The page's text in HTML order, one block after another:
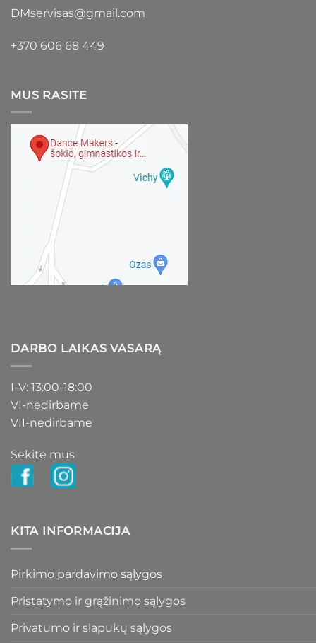
DMservisas@gmail.com
+370 606 68 449
MUS RASITE
DARBO LAIKAS VASARĄ
I-V: 13:00-18:00
VI-nedirbame
VII-nedirbame
Sekite mus
KITA INFORMACIJA
Pirkimo pardavimo sąlygos
Pristatymo ir grąžinimo sąlygos
Privatumo ir slapukų sąlygos